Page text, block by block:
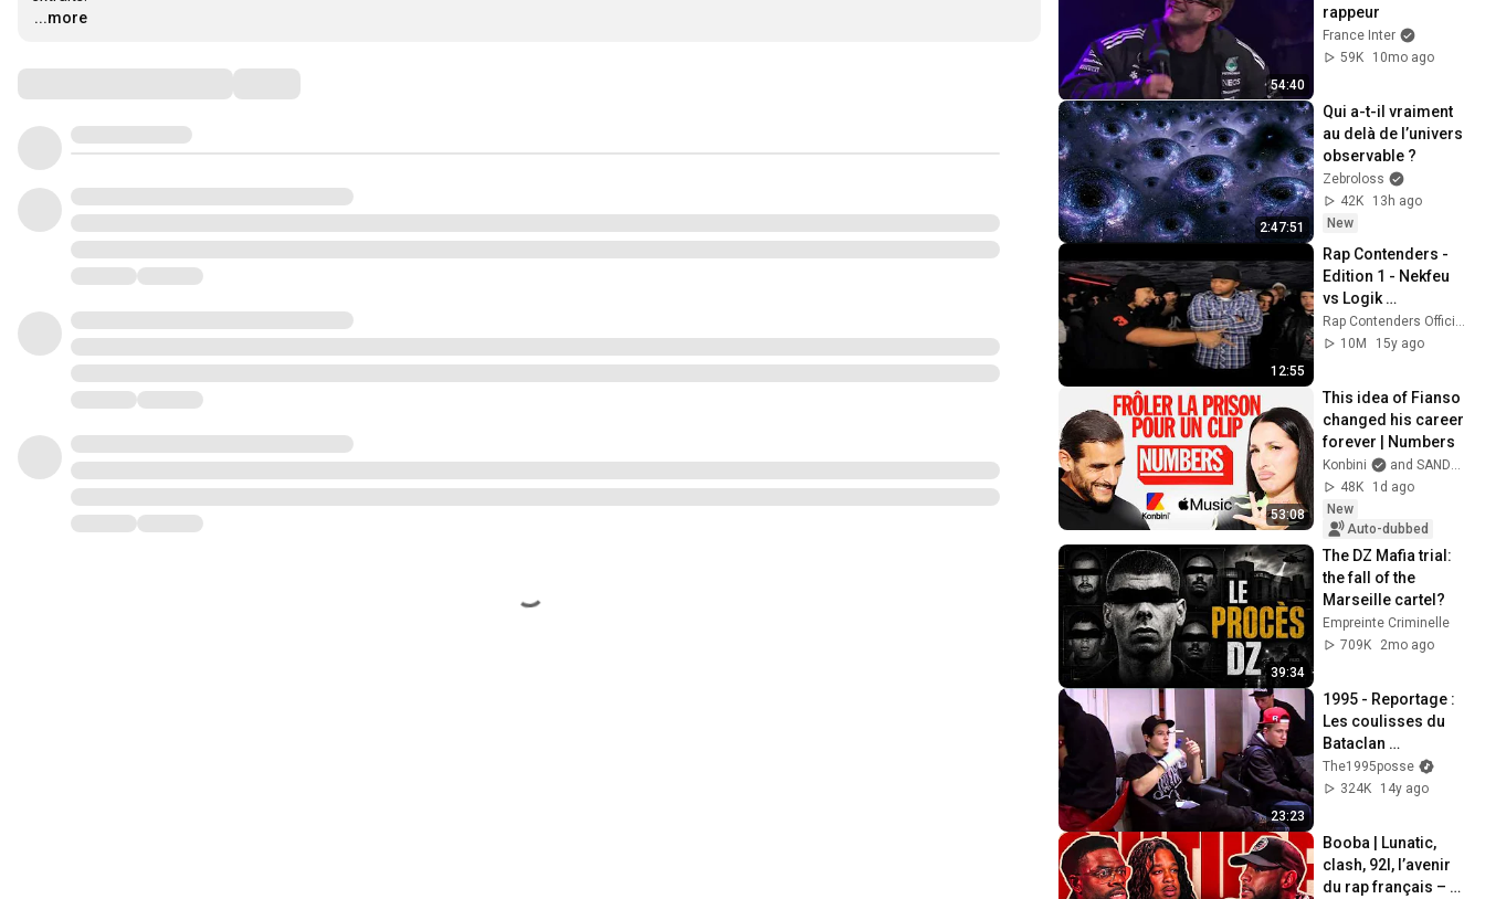
…
...more
54:40
rappeur
France Inter
59K
10mo ago
2:47:51
Qui a-t-il vraiment
au delà de l’univers
observable ?
Zebroloss
42K
13h ago
New
12:55
Rap Contenders -
Edition 1 - Nekfeu
vs Logik
Konstantine
Rap Contenders Officiel
10M
15y ago
53:08
This idea of Fianso
changed his career
forever | Numbers
Konbini
and SANDRA GOMES
48K
1d ago
New
Auto-dubbed
39:34
The DZ Mafia trial:
the fall of the
Marseille cartel?
Empreinte Criminelle
709K
2mo ago
23:23
1995 - Reportage :
Les coulisses du
Bataclan
(14/11/2011)
The1995posse
324K
14y ago
Booba | Lunatic,
clash, 92I, l’avenir
du rap français –